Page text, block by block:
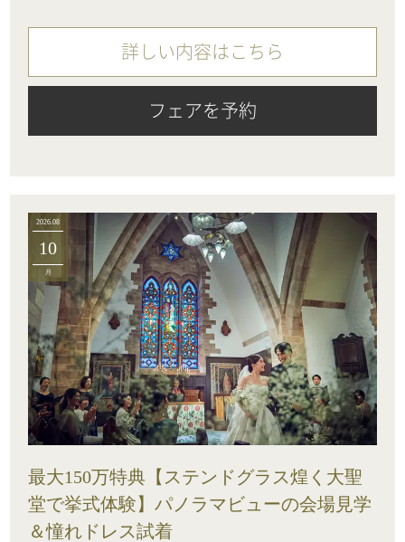
詳しい内容はこちら
フェアを予約
2026.08
10
月
最大150万特典【ステンドグラス煌く大聖
堂で挙式体験】パノラマビューの会場見学
＆憧れドレス試着